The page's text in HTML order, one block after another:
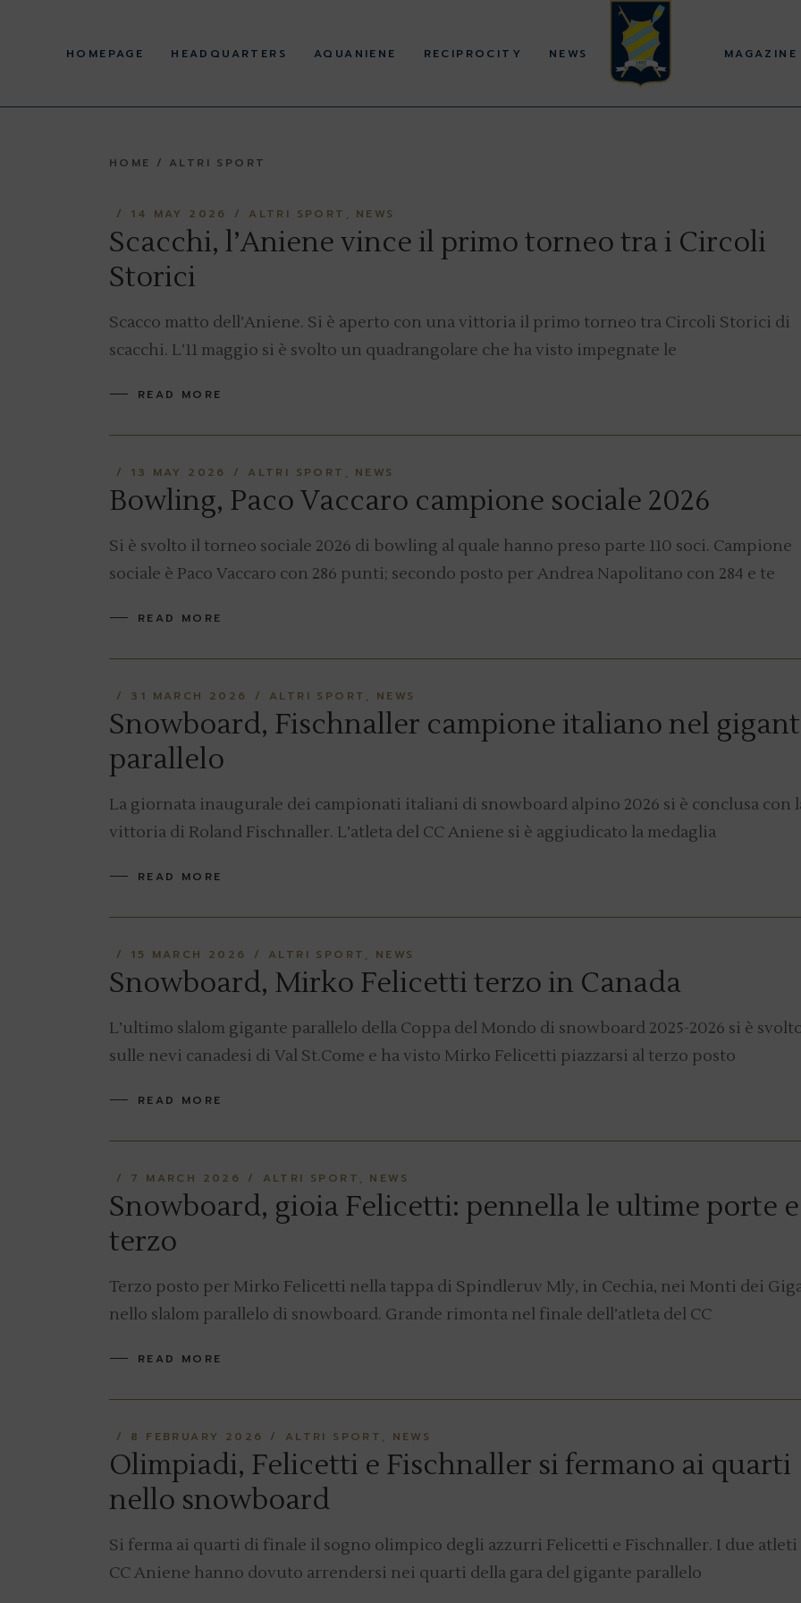
HOMEPAGE HEADQUARTERS
Corporate offices
Regulations and acts
pursuant to Legislative
Decree 36/2021 and
39/2021
Facilities
AQUANIENE RECIPROCITY NEWS MAGAZINE
Corporate offices
Regulations and acts
39/2021
HOME ALTRI SPORT
14 MAY 2026 ALTRI SPORT NEWS
Scacchi, l’Aniene vince il primo torneo tra i Circoli
Storici
Scacco matto dell’Aniene. Si è aperto con una vittoria il primo torneo tra Circoli Storici di
scacchi. L’11 maggio si è svolto un quadrangolare che ha visto impegnate le
READ MORE
13 MAY 2026 ALTRI SPORT NEWS
Bowling, Paco Vaccaro campione sociale 2026
Si è svolto il torneo sociale 2026 di bowling al quale hanno preso parte 110 soci. Campione
sociale è Paco Vaccaro con 286 punti; secondo posto per Andrea Napolitano con 284 e te
READ MORE
31 MARCH 2026 ALTRI SPORT NEWS
Snowboard, Fischnaller campione italiano nel
parallelo
La giornata inaugurale dei campionati italiani di snowboard alpino 2026 si è conclusa con
vittoria di Roland Fischnaller. L’atleta del CC Aniene si è aggiudicato la medaglia
READ MORE
15 MARCH 2026 ALTRI SPORT NEWS
Snowboard, Mirko Felicetti terzo in Canada
L’ultimo slalom gigante parallelo della Coppa del Mondo di snowboard 2025-2026 si è
sulle nevi canadesi di Val St.Come e ha visto Mirko Felicetti piazzarsi al terzo posto
READ MORE
7 MARCH 2026 ALTRI SPORT NEWS
Snowboard, gioia Felicetti: pennella le ultime porte
terzo
Terzo posto per Mirko Felicetti nella tappa di Spindleruv Mly, in Cechia, nei Monti dei
nello slalom parallelo di snowboard. Grande rimonta nel finale dell’atleta del CC
READ MORE
8 FEBRUARY 2026 ALTRI SPORT NEWS
Olimpiadi, Felicetti e Fischnaller si fermano ai quarti
nello snowboard
Si ferma ai quarti di finale il sogno olimpico degli azzurri Felicetti e Fischnaller. I due atleti
CC Aniene hanno dovuto arrendersi nei quarti della gara del gigante parallelo